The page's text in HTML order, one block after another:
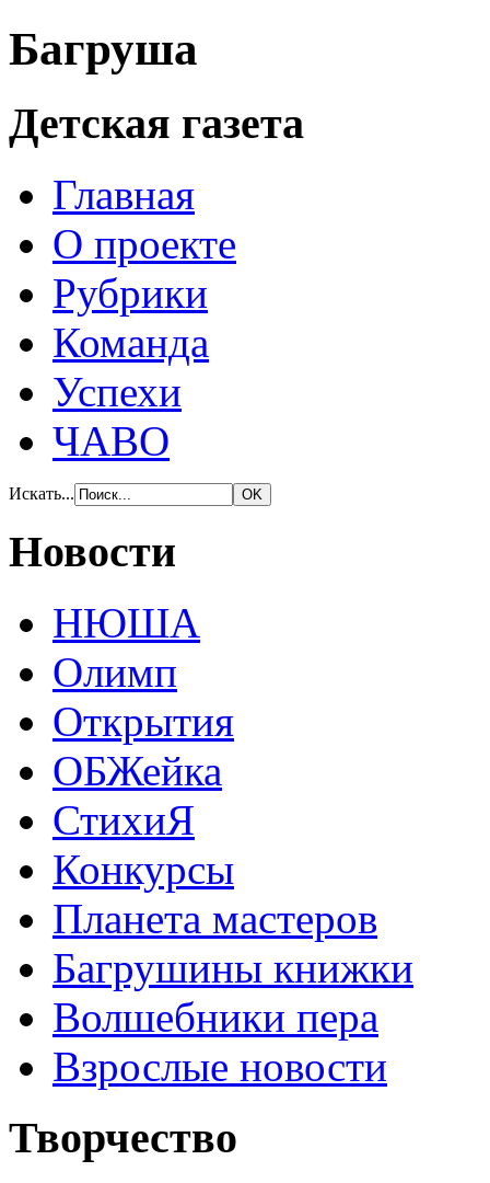
Багруша
Детская газета
Главная
О проекте
Рубрики
Команда
Успехи
ЧАВО
Искать...
Новости
НЮША
Олимп
Открытия
ОБЖейка
СтихиЯ
Конкурсы
Планета мастеров
Багрушины книжки
Волшебники пера
Взрослые новости
Творчество